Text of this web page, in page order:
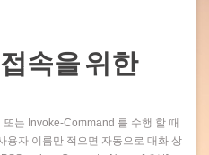
접속을 위한
는 Invoke-Command 를 수행 할 때
용자 이름만 적으면 자동으로 대화 상